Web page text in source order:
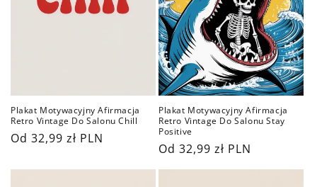
Plakat Motywacyjny Afirmacja
Retro Vintage Do Salonu Chill
Cena
Od 32,99 zł PLN
Plakat Motywacyjny Afirmacja
Retro Vintage Do Salonu Stay
Positive
Cena
regularna
Od 32,99 zł PLN